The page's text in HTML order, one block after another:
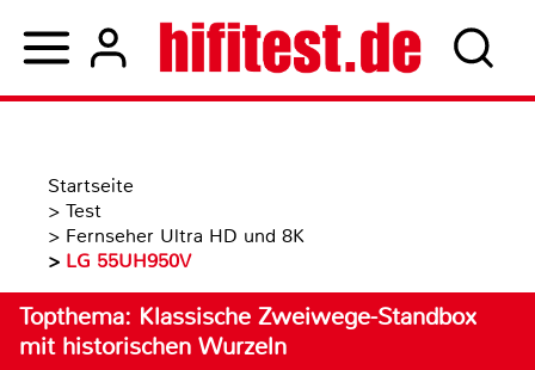
Startseite
> Test
> Fernseher Ultra HD und 8K
> LG 55UH950V
Topthema: Klassische Zweiwege-Standbox
mit historischen Wurzeln